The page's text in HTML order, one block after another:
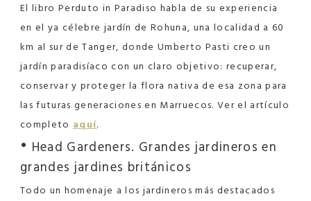
El libro Perduto in Paradiso habla de su experiencia
en el ya célebre jardín de Rohuna, una localidad a 60
km al sur de Tanger, donde Umberto Pasti creo un
jardín paradisíaco con un claro objetivo: recuperar,
conservar y proteger la flora nativa de esa zona para
las futuras generaciones en Marruecos. Ver el artículo
completo aquí.
• Head Gardeners. Grandes jardineros en
grandes jardines británicos
Todo un homenaje a los jardineros más destacados